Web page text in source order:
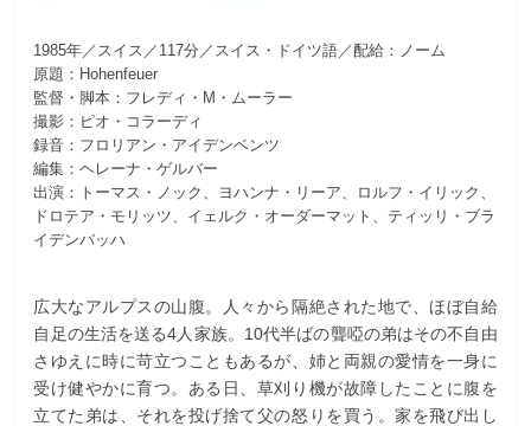
1985年／スイス／117分／スイス・ドイツ語／配給：ノーム
原題：Hohenfeuer
監督・脚本：フレディ・M・ムーラー
撮影：ピオ・コラーディ
録音：フロリアン・アイデンベンツ
編集：ヘレーナ・ゲルバー
出演：トーマス・ノック、ヨハンナ・リーア、ロルフ・イリック、
ドロテア・モリッツ、イェルク・オーダーマット、ティッリ・ブラ
イデンバッハ
広大なアルプスの山腹。人々から隔絶された地で、ほぼ自給
自足の生活を送る4人家族。10代半ばの聾啞の弟はその不自由
さゆえに時に苛立つこともあるが、姉と両親の愛情を一身に
受け健やかに育つ。ある日、草刈り機が故障したことに腹を
立てた弟は、それを投げ捨て父の怒りを買う。家を飛び出し